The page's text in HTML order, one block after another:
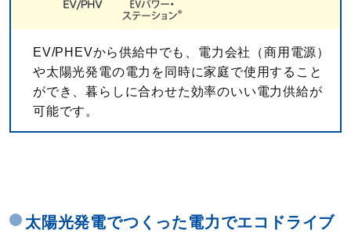
EV/PHEVから供給中でも、電力会社（商用電源）
や太陽光発電の電力を同時に家庭で使用すること
ができ、暮らしに合わせた効率のいい電力供給が
可能です。
太陽光発電でつくった電力でエコドライブ